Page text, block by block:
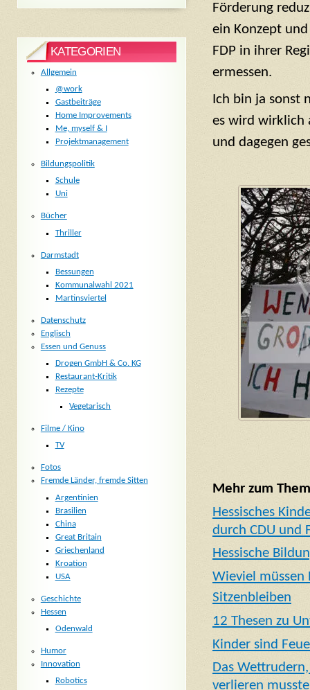
Förderung
ein Konzept
FDP in ihrer
ermessen.
Ich bin ja sonst
es wird wirklich
und dagegen
Mehr zum
Hessisches
durch CDU und
Hessische
Wieviel müssen
Sitzenbleiben
12 Thesen zu
Kinder sind
Das
verlieren
KATEGORIEN
Allgemein
@work
Gastbeiträge
Home Improvements
Me, myself & I
Projektmanagement
Bildungspolitik
Schule
Uni
Bücher
Thriller
Darmstadt
Bessungen
Kommunalwahl 2021
Martinsviertel
Datenschutz
Englisch
Essen und Genuss
Drogen GmbH & Co. KG
Restaurant-Kritik
Rezepte
Vegetarisch
Filme / Kino
TV
Fotos
Fremde Länder, fremde Sitten
Argentinien
Brasilien
China
Great Britain
Griechenland
Kroation
USA
Geschichte
Hessen
Odenwald
Humor
Innovation
Robotics